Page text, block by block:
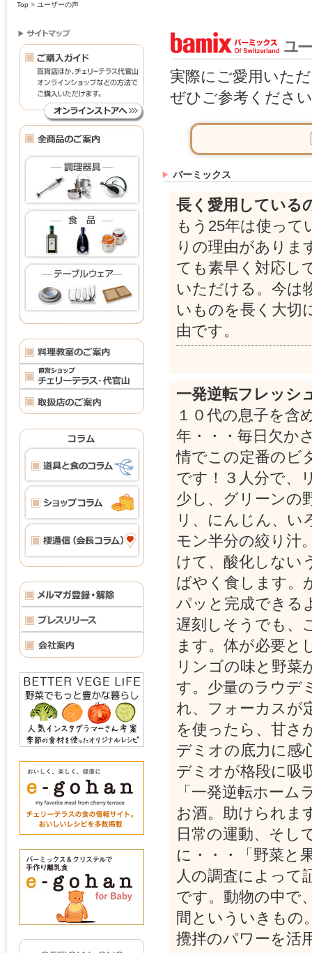
Top > ユーザーの声
実際にご愛用いた
ぜひご参考ください
バーミックス
長く愛用している
もう25年は使っ
りの理由がありま
ても素早く対応し
いただける。今は
いものを長く大切
由です。
一発逆転フレッシ
１０代の息子を含
年・・・毎日欠か
情でこの定番のビ
です！３人分で、
少し、グリーンの
リ、にんじん、い
モン半分の絞り汁
けて、酸化しない
ばやく食します。
パッと完成できる
遅刻しそうでも、
ます。体が必要と
リンゴの味と野菜
す。少量のラウデ
れ、フォーカスが
を使ったら、甘さ
デミオの底力に感
デミオが格段に吸
「一発逆転ホー
お酒。助けられま
日常の運動、そし
に・・・「野菜と
人の調査によって
です。動物の中で
間といういきもの
攪拌のパワーを活